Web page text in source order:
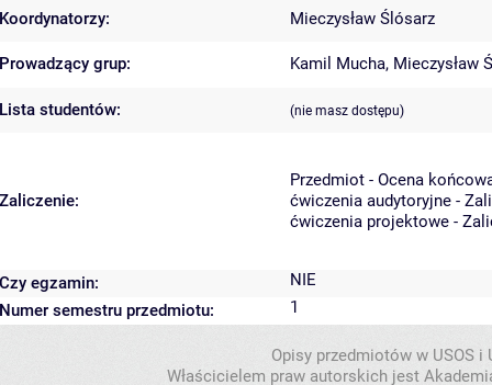
Koordynatorzy: Mieczysław Ślósarz
Prowadzący grup: Kamil Mucha, Mieczysław
Lista studentów: (nie masz dostępu)
Zaliczenie:
Przedmiot - Ocena
ćwiczenia audytoryjne -
ćwiczenia projektowe -
Czy egzamin:
NIE
Numer semestru przedmiotu:
1
Opisy przedmiotów w USOS
Właścicielem praw autorskich jest